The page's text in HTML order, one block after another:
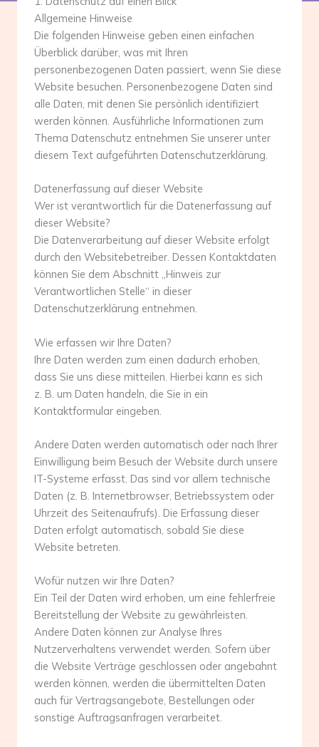
Allgemeine Hinweise
Die folgenden Hinweise geben einen einfachen
Überblick darüber, was mit Ihren
personenbezogenen Daten passiert, wenn Sie diese
Website besuchen. Personenbezogene Daten sind
alle Daten, mit denen Sie persönlich identifiziert
werden können. Ausführliche Informationen zum
Thema Datenschutz entnehmen Sie unserer unter
diesem Text aufgeführten Datenschutzerklärung.
Datenerfassung auf dieser Website
Wer ist verantwortlich für die Datenerfassung auf
dieser Website?
Die Datenverarbeitung auf dieser Website erfolgt
durch den Websitebetreiber. Dessen Kontaktdaten
können Sie dem Abschnitt „Hinweis zur
Verantwortlichen Stelle“ in dieser
Datenschutzerklärung entnehmen.
Wie erfassen wir Ihre Daten?
Ihre Daten werden zum einen dadurch erhoben,
dass Sie uns diese mitteilen. Hierbei kann es sich
z. B. um Daten handeln, die Sie in ein
Kontaktformular eingeben.
Andere Daten werden automatisch oder nach Ihrer
Einwilligung beim Besuch der Website durch unsere
IT-Systeme erfasst. Das sind vor allem technische
Daten (z. B. Internetbrowser, Betriebssystem oder
Uhrzeit des Seitenaufrufs). Die Erfassung dieser
Daten erfolgt automatisch, sobald Sie diese
Website betreten.
Wofür nutzen wir Ihre Daten?
Ein Teil der Daten wird erhoben, um eine fehlerfreie
Bereitstellung der Website zu gewährleisten.
Andere Daten können zur Analyse Ihres
Nutzerverhaltens verwendet werden. Sofern über
die Website Verträge geschlossen oder angebahnt
werden können, werden die übermittelten Daten
auch für Vertragsangebote, Bestellungen oder
sonstige Auftragsanfragen verarbeitet.